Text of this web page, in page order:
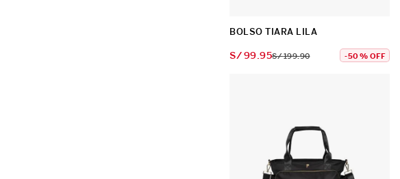
BOLSO TIARA LILA
S/99 95S/199.90 -50 % OFF